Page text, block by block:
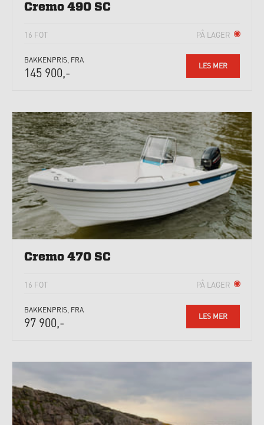
Cremo 490 SC
16 FOT PÅ LAGER
BAKKENPRIS, FRA
145 900,- LES MER
Cremo 470 SC
16 FOT PÅ LAGER
BAKKENPRIS, FRA
97 900,- LES MER